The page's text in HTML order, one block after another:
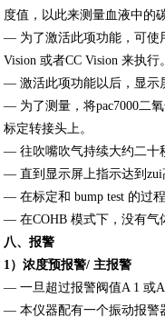
度值，以此来测量血液中的
— 为了激活此项功能，可使
Vision 或者CC Vision 来执行
— 激活此项功能以后，显示
— 为了测量，将pac7000二
标定转接头上。
— 往吹嘴吹气持续大约二十
— 直到显示屏上指示达到zui
— 在标定和 bump test 的过
— 在COHB 模式下，没有气
八、报警
1）浓度预报警/ 主报警
— 一旦超过报警阀值A 1 或
— 本仪器配有一个振动报警